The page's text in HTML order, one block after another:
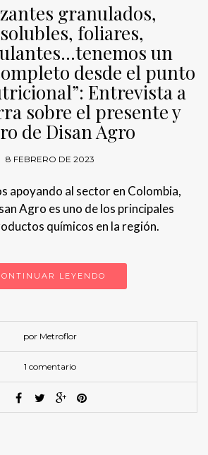
granulados,
foliares,
un
desde el punto
Entrevista a
sobre el presente y
de Disan Agro
8 FEBRERO DE 2023
apoyando al sector en Colombia,
Agro es uno de los principales
químicos en la región.
LEYENDO
por Metroflor
1 comentario